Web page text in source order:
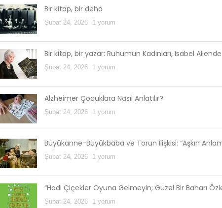
Bir kitap, bir deha
Şubat 24, 2026 1 yorum
Bir kitap, bir yazar: Ruhumun Kadınları, Isabel Allende
Şubat 24, 2026 1 yorum
Alzheimer Çocuklara Nasıl Anlatılır?
Şubat 24, 2026 1 yorum
Büyükanne-Büyükbaba ve Torun İlişkisi: “Aşkın
Şubat 24, 2026 1 yorum
“Hadi Çiçekler Oyuna Gelmeyin; Güzel Bir Baharı
Şubat 24, 2026 1 yorum